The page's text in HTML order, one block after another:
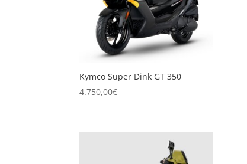
Kymco Super Dink GT 350
4.750,00€